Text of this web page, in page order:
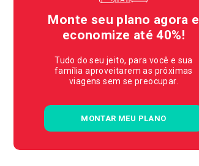
Monte seu plano agora e
economize até 40%!
Tudo do seu jeito, para você e sua
família aproveitarem as próximas
viagens sem se preocupar.
MONTAR MEU PLANO